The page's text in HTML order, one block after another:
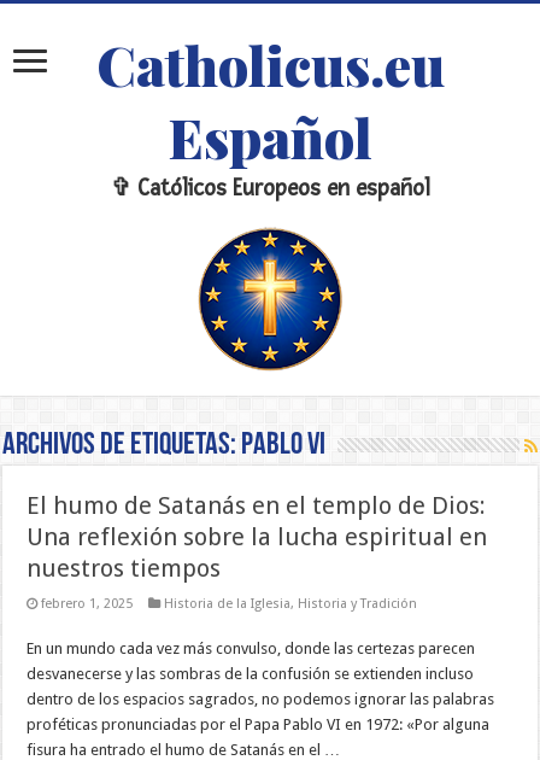
Catholicus.eu
Español
✞ Católicos Europeos en español
Archivos de etiquetas: Pablo VI
El humo de Satanás en el templo de Dios:
Una reflexión sobre la lucha espiritual en
nuestros tiempos
febrero 1, 2025 Historia de la Iglesia, Historia y Tradición
En un mundo cada vez más convulso, donde las certezas parecen
desvanecerse y las sombras de la confusión se extienden incluso
dentro de los espacios sagrados, no podemos ignorar las palabras
proféticas pronunciadas por el Papa Pablo VI en 1972: «Por alguna
fisura ha entrado el humo de Satanás en el …